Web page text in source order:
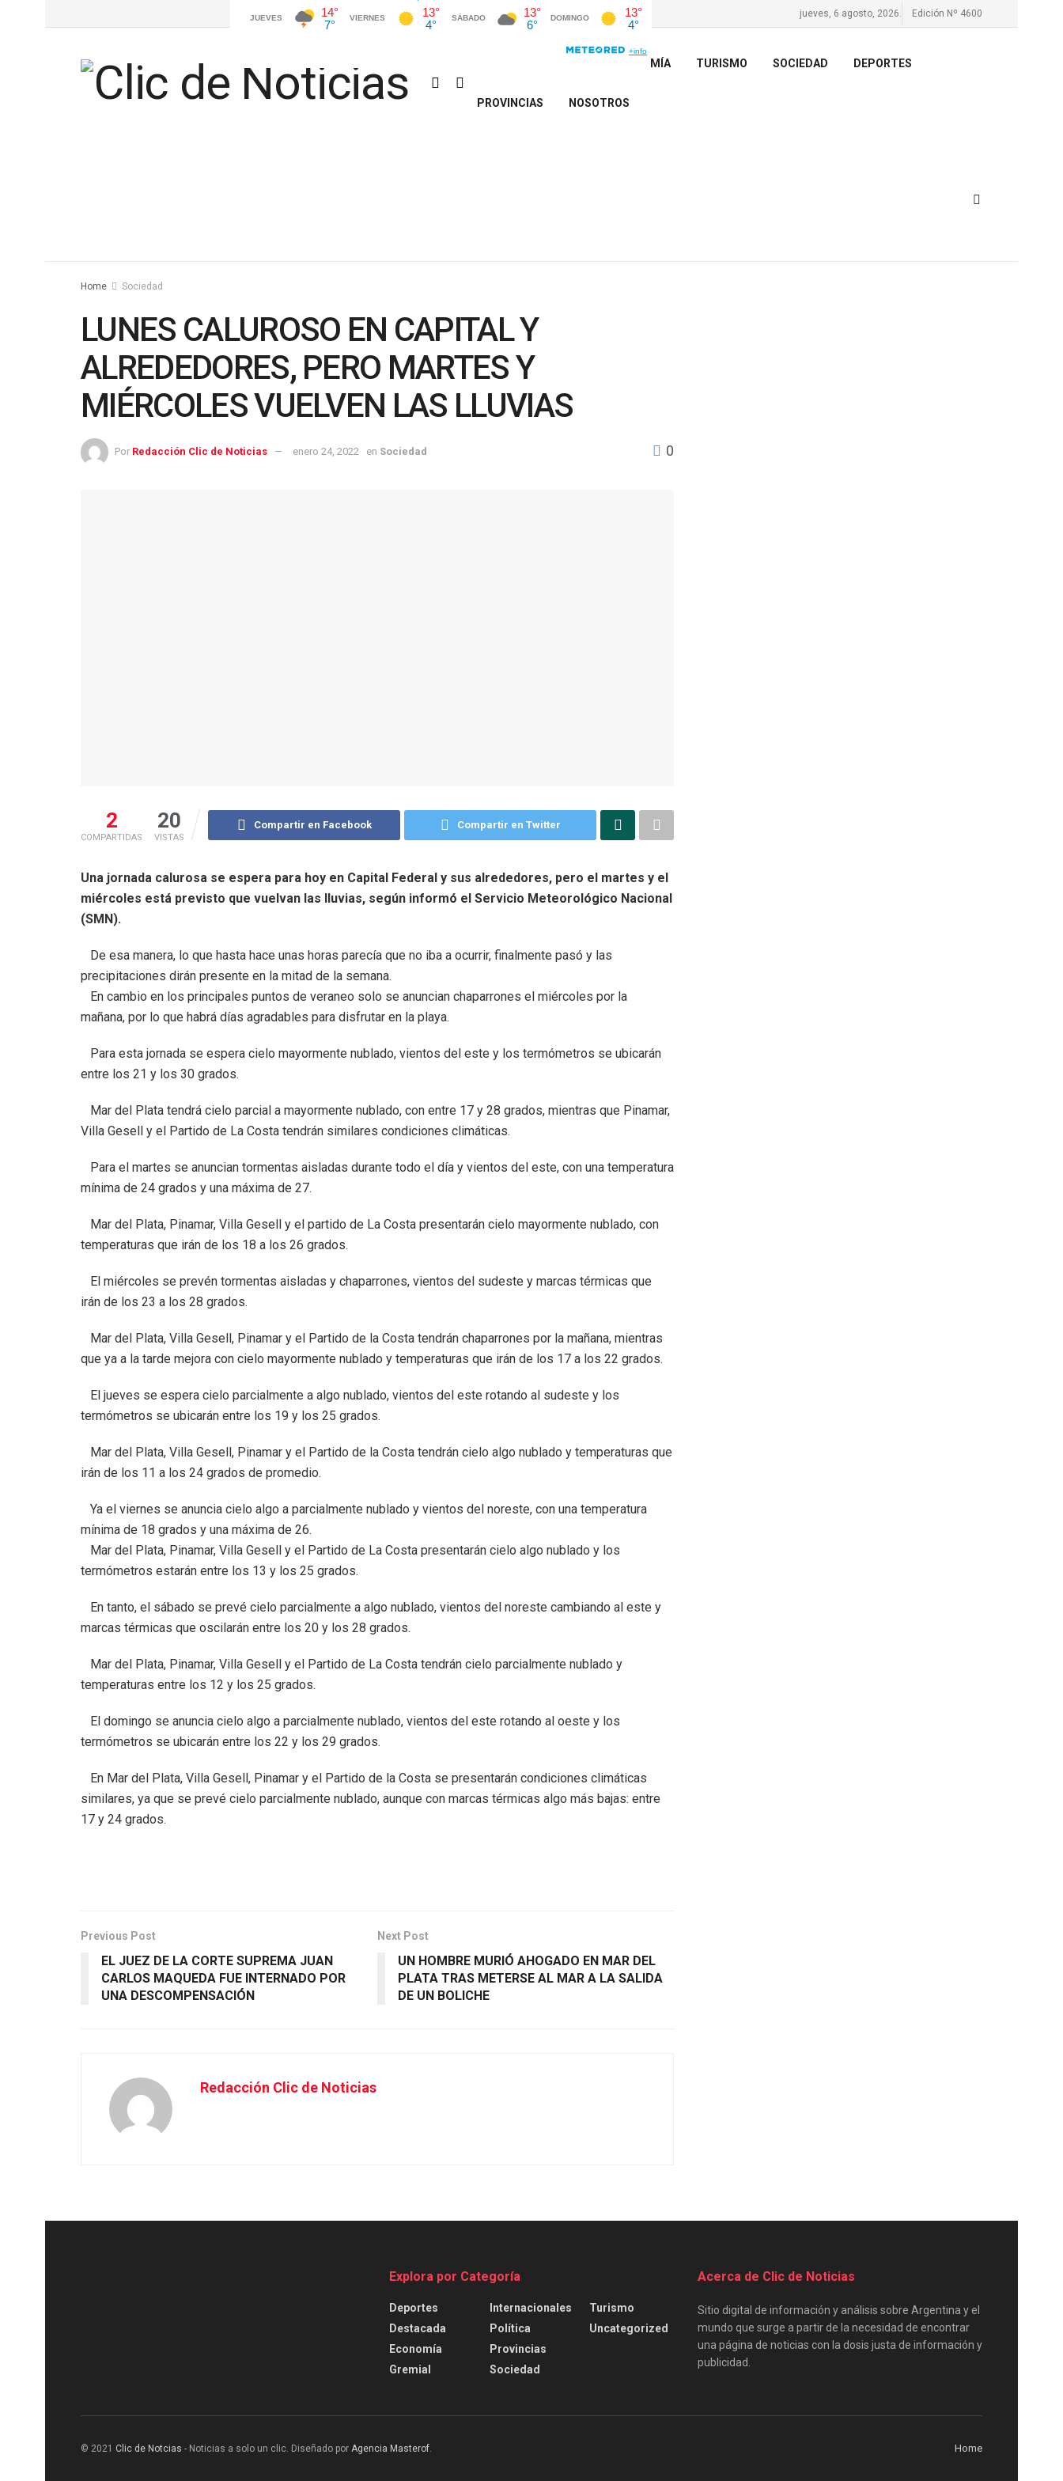
jueves, 6 agosto, 2026. Edición Nº 4600
ECONOMÍA TURISMO SOCIEDAD DEPORTES
PROVINCIAS NOSOTROS
Home Sociedad
LUNES CALUROSO EN CAPITAL Y
ALREDEDORES, PERO MARTES Y
MIÉRCOLES VUELVEN LAS LLUVIAS
Por Redacción Clic de Noticias enero 24, 2022 en Sociedad 0
2
COMPARTIDAS
20
VISTAS
Compartir en Facebook Compartir en Twitter
Una jornada calurosa se espera para hoy en Capital Federal y sus alrededores, pero el martes y el
miércoles está previsto que vuelvan las lluvias, según informó el Servicio Meteorológico Nacional
(SMN).
De esa manera, lo que hasta hace unas horas parecía que no iba a ocurrir, finalmente pasó y las
precipitaciones dirán presente en la mitad de la semana.
En cambio en los principales puntos de veraneo solo se anuncian chaparrones el miércoles por la
mañana, por lo que habrá días agradables para disfrutar en la playa.
Para esta jornada se espera cielo mayormente nublado, vientos del este y los termómetros se ubicarán
entre los 21 y los 30 grados.
Mar del Plata tendrá cielo parcial a mayormente nublado, con entre 17 y 28 grados, mientras que Pinamar,
Villa Gesell y el Partido de La Costa tendrán similares condiciones climáticas.
Para el martes se anuncian tormentas aisladas durante todo el día y vientos del este, con una temperatura
mínima de 24 grados y una máxima de 27.
Mar del Plata, Pinamar, Villa Gesell y el partido de La Costa presentarán cielo mayormente nublado, con
temperaturas que irán de los 18 a los 26 grados.
El miércoles se prevén tormentas aisladas y chaparrones, vientos del sudeste y marcas térmicas que
irán de los 23 a los 28 grados.
Mar del Plata, Villa Gesell, Pinamar y el Partido de la Costa tendrán chaparrones por la mañana, mientras
que ya a la tarde mejora con cielo mayormente nublado y temperaturas que irán de los 17 a los 22 grados.
El jueves se espera cielo parcialmente a algo nublado, vientos del este rotando al sudeste y los
termómetros se ubicarán entre los 19 y los 25 grados.
Mar del Plata, Villa Gesell, Pinamar y el Partido de la Costa tendrán cielo algo nublado y temperaturas que
irán de los 11 a los 24 grados de promedio.
Ya el viernes se anuncia cielo algo a parcialmente nublado y vientos del noreste, con una temperatura
mínima de 18 grados y una máxima de 26.
Mar del Plata, Pinamar, Villa Gesell y el Partido de La Costa presentarán cielo algo nublado y los
termómetros estarán entre los 13 y los 25 grados.
En tanto, el sábado se prevé cielo parcialmente a algo nublado, vientos del noreste cambiando al este y
marcas térmicas que oscilarán entre los 20 y los 28 grados.
Mar del Plata, Pinamar, Villa Gesell y el Partido de La Costa tendrán cielo parcialmente nublado y
temperaturas entre los 12 y los 25 grados.
El domingo se anuncia cielo algo a parcialmente nublado, vientos del este rotando al oeste y los
termómetros se ubicarán entre los 22 y los 29 grados.
En Mar del Plata, Villa Gesell, Pinamar y el Partido de la Costa se presentarán condiciones climáticas
similares, ya que se prevé cielo parcialmente nublado, aunque con marcas térmicas algo más bajas: entre
17 y 24 grados.
Previous Post
EL JUEZ DE LA CORTE SUPREMA JUAN
CARLOS MAQUEDA FUE INTERNADO POR
UNA DESCOMPENSACIÓN
Next Post
UN HOMBRE MURIÓ AHOGADO EN MAR DEL
PLATA TRAS METERSE AL MAR A LA SALIDA
DE UN BOLICHE
Redacción Clic de Noticias
Explora por Categoría
Deportes
Destacada
Economía
Gremial
Internacionales
Política
Provincias
Sociedad
Turismo
Uncategorized
Acerca de Clic de Noticias
Sitio digital de información y análisis sobre Argentina y el
mundo que surge a partir de la necesidad de encontrar
una página de noticias con la dosis justa de información y
publicidad.
Home
© 2021 Clic de Notcias - Noticias a solo un clic. Diseñado por Agencia Masterof